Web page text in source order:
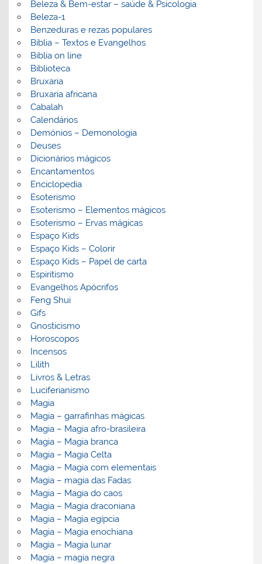
Beleza & Bem-estar – saúde & Psicologia
Beleza-1
Benzeduras e rezas populares
Bíblia – Textos e Evangelhos
Biblia on line
Biblioteca
Bruxaria
Bruxaria africana
Cabalah
Calendários
Demónios – Demonologia
Deuses
Dicionários mágicos
Encantamentos
Enciclopedia
Esoterismo
Esoterismo – Elementos mágicos
Esoterismo – Ervas mágicas
Espaço Kids
Espaço Kids – Colorir
Espaço Kids – Papel de carta
Espiritismo
Evangelhos Apócrifos
Feng Shui
Gifs
Gnosticismo
Horoscopos
Incensos
Lilith
Livros & Letras
Luciferianismo
Magia
Magia – garrafinhas mágicas
Magia – Magia afro-brasileira
Magia – Magia branca
Magia – Magia Celta
Magia – Magia com elementais
Magia – magia das Fadas
Magia – Magia do caos
Magia – Magia draconiana
Magia – Magia egípcia
Magia – Magia enochiana
Magia – Magia lunar
Magia – magia negra